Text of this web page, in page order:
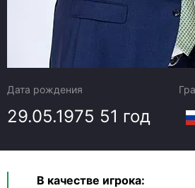
Дата рождения
29.05.1975 51 год
В качестве игрока: